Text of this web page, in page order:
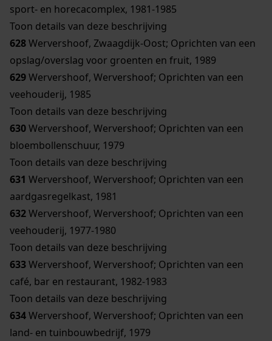
sport- en horecacomplex, 1981-1985
Toon details van deze beschrijving
628Wervershoof, Zwaagdijk-Oost; Oprichten van een
opslag/overslag voor groenten en fruit, 1989
629Wervershoof, Wervershoof; Oprichten van een
veehouderij, 1985
Toon details van deze beschrijving
630Wervershoof, Wervershoof; Oprichten van een
bloembollenschuur, 1979
Toon details van deze beschrijving
631 Wervershoof, Wervershoof; Oprichten van een
aardgasregelkast, 1981
632Wervershoof, Wervershoof; Oprichten van een
veehouderij, 1977-1980
Toon details van deze beschrijving
633Wervershoof, Wervershoof; Oprichten van een
café, bar en restaurant, 1982-1983
Toon details van deze beschrijving
634Wervershoof, Wervershoof; Oprichten van een
land- en tuinbouwbedrijf, 1979